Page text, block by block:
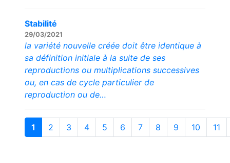
Stabilité
29/03/2021
la variété nouvelle créée doit être identique à
sa définition initiale à la suite de ses
reproductions ou multiplications successives
ou, en cas de cycle particulier de
reproduction ou de…
1 2 3 4 5 6 7 8 9 10 11